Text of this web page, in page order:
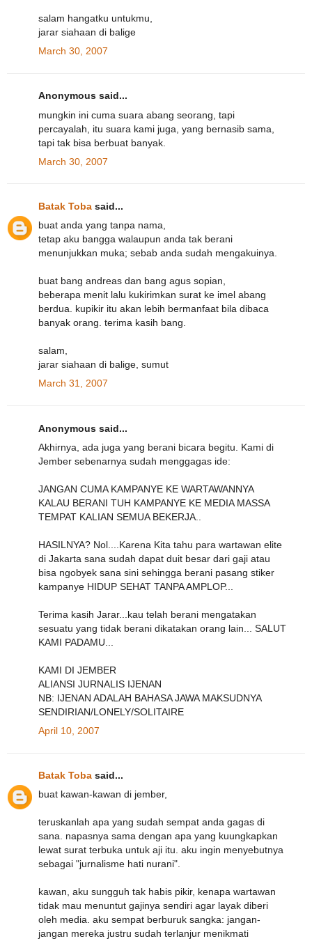
salam hangatku untukmu,
jarar siahaan di balige
March 30, 2007
Anonymous said...
mungkin ini cuma suara abang seorang, tapi
percayalah, itu suara kami juga, yang bernasib sama,
tapi tak bisa berbuat banyak.
March 30, 2007
Batak Toba said...
buat anda yang tanpa nama,
tetap aku bangga walaupun anda tak berani
menunjukkan muka; sebab anda sudah mengakuinya.
buat bang andreas dan bang agus sopian,
beberapa menit lalu kukirimkan surat ke imel abang
berdua. kupikir itu akan lebih bermanfaat bila dibaca
banyak orang. terima kasih bang.
salam,
jarar siahaan di balige, sumut
March 31, 2007
Anonymous said...
Akhirnya, ada juga yang berani bicara begitu. Kami di
Jember sebenarnya sudah menggagas ide:
JANGAN CUMA KAMPANYE KE WARTAWANNYA
KALAU BERANI TUH KAMPANYE KE MEDIA MASSA
TEMPAT KALIAN SEMUA BEKERJA..
HASILNYA? Nol....Karena Kita tahu para wartawan elite
di Jakarta sana sudah dapat duit besar dari gaji atau
bisa ngobyek sana sini sehingga berani pasang stiker
kampanye HIDUP SEHAT TANPA AMPLOP...
Terima kasih Jarar...kau telah berani mengatakan
sesuatu yang tidak berani dikatakan orang lain... SALUT
KAMI PADAMU...
KAMI DI JEMBER
ALIANSI JURNALIS IJENAN
NB: IJENAN ADALAH BAHASA JAWA MAKSUDNYA
SENDIRIAN/LONELY/SOLITAIRE
April 10, 2007
Batak Toba said...
buat kawan-kawan di jember,
teruskanlah apa yang sudah sempat anda gagas di
sana. napasnya sama dengan apa yang kuungkapkan
lewat surat terbuka untuk aji itu. aku ingin menyebutnya
sebagai "jurnalisme hati nurani".
kawan, aku sungguh tak habis pikir, kenapa wartawan
tidak mau menuntut gajinya sendiri agar layak diberi
oleh media. aku sempat berburuk sangka: jangan-
jangan mereka justru sudah terlanjur menikmati